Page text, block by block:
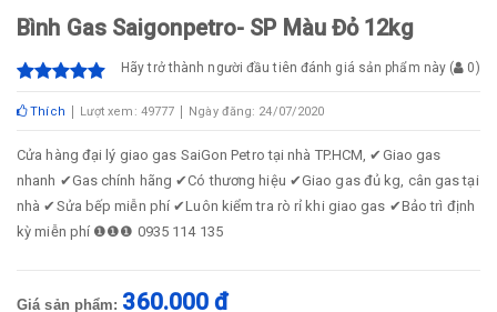
Bình Gas Saigonpetro- SP Màu Đỏ 12kg
Hãy trở thành người đầu tiên đánh giá sản phẩm này ( 0)
Thích Lượt xem: 49777 Ngày đăng: 24/07/2020
Cửa hàng đại lý giao gas SaiGon Petro tại nhà TP.HCM, ✔Giao gas
nhanh ✔Gas chính hãng ✔Có thương hiệu ✔Giao gas đủ kg, cân gas tại
nhà ✔Sửa bếp miễn phí ✔Luôn kiểm tra rò rỉ khi giao gas ✔Bảo trì định
kỳ miễn phí ❶❶❶ 0935 114 135
Giá sản phẩm: 360.000 đ